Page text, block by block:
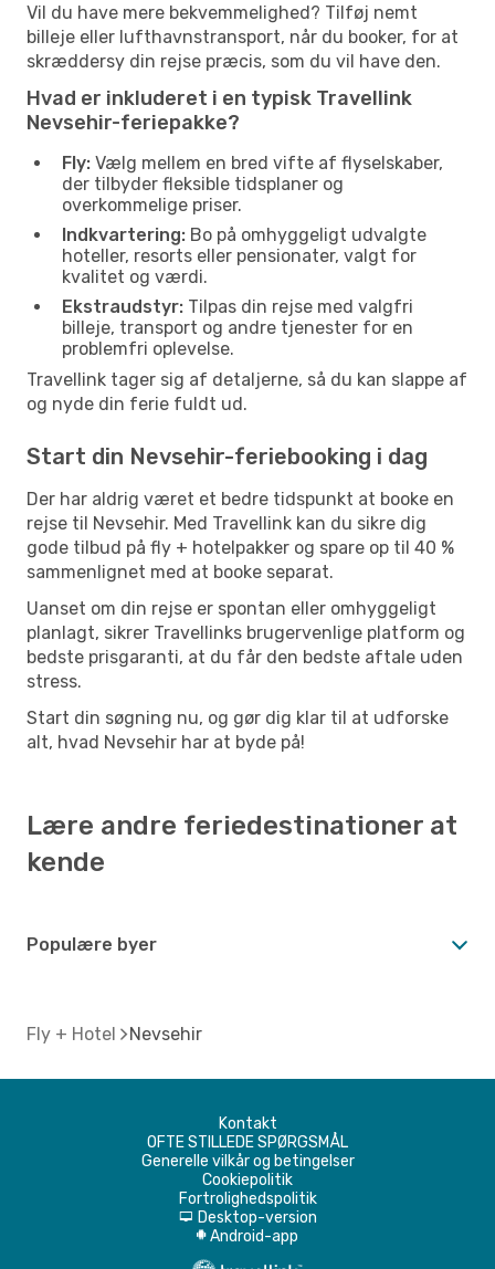
Vil du have mere bekvemmelighed? Tilføj nemt
billeje eller lufthavnstransport, når du booker, for at
skræddersy din rejse præcis, som du vil have den.
Hvad er inkluderet i en typisk Travellink
Nevsehir-feriepakke?
Fly: Vælg mellem en bred vifte af flyselskaber,
der tilbyder fleksible tidsplaner og
overkommelige priser.
Indkvartering: Bo på omhyggeligt udvalgte
hoteller, resorts eller pensionater, valgt for
kvalitet og værdi.
Ekstraudstyr: Tilpas din rejse med valgfri
billeje, transport og andre tjenester for en
problemfri oplevelse.
Travellink tager sig af detaljerne, så du kan slappe af
og nyde din ferie fuldt ud.
Start din Nevsehir-feriebooking i dag
Der har aldrig været et bedre tidspunkt at booke en
rejse til Nevsehir. Med Travellink kan du sikre dig
gode tilbud på fly + hotelpakker og spare op til 40 %
sammenlignet med at booke separat.
Uanset om din rejse er spontan eller omhyggeligt
planlagt, sikrer Travellinks brugervenlige platform og
bedste prisgaranti, at du får den bedste aftale uden
stress.
Start din søgning nu, og gør dig klar til at udforske
alt, hvad Nevsehir har at byde på!
Lære andre feriedestinationer at
kende
Populære byer
Fly + Hotel Nevsehir
Kontakt
OFTE STILLEDE SPØRGSMÅL
Generelle vilkår og betingelser
Cookiepolitik
Fortrolighedspolitik
d Desktop-version
A Android-app